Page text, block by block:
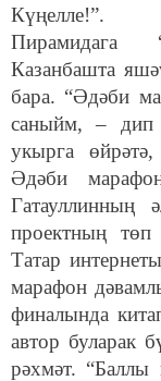
Күңелле!”.
Пирамидага
Казанбашта
бара. “Әдәби
саныйм, – дип
укырга
Әдәби
Гатауллинның
проектның
Татар
марафон
финалында
автор буларак
рәхмәт. “Баллы